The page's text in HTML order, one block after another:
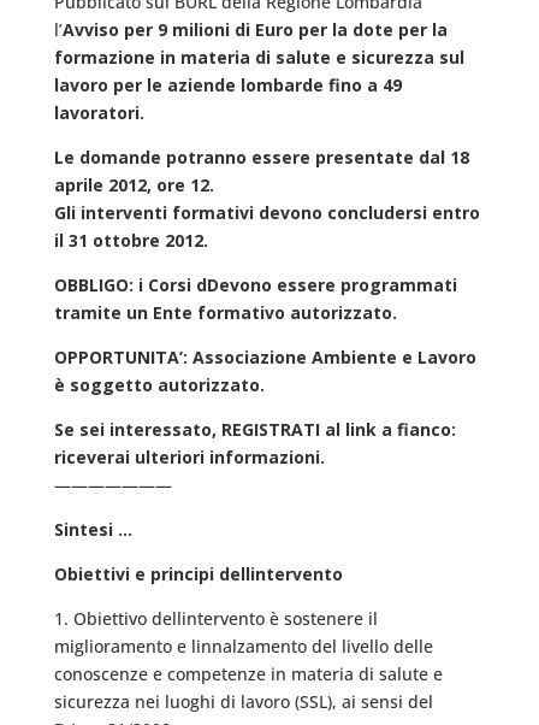
l’Avviso per 9 milioni di Euro per la dote per la
formazione in materia di salute e sicurezza sul
lavoro per le aziende lombarde fino a 49
lavoratori.
Le domande potranno essere presentate dal 18
aprile 2012, ore 12.
Gli interventi formativi devono concludersi entro
il 31 ottobre 2012.
OBBLIGO: i Corsi dDevono essere programmati
tramite un Ente formativo autorizzato.
OPPORTUNITA’: Associazione Ambiente e Lavoro
è soggetto autorizzato.
Se sei interessato, REGISTRATI al link a fianco:
riceverai ulteriori informazioni.
———————
Sintesi …
Obiettivi e principi dellintervento
1. Obiettivo dellintervento è sostenere il
miglioramento e linnalzamento del livello delle
conoscenze e competenze in materia di salute e
sicurezza nei luoghi di lavoro (SSL), ai sensi del